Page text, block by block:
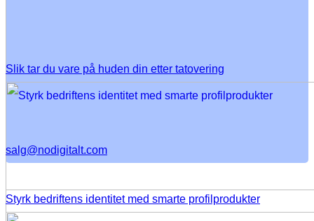
Slik tar du vare på huden din etter tatovering
Styrk bedriftens identitet med smarte profilprodukter
salg@nodigitalt.com